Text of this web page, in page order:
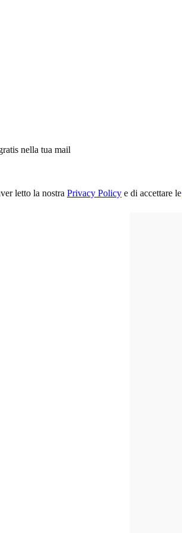
nella tua mail
letto la nostra Privacy Policy e di accettare le